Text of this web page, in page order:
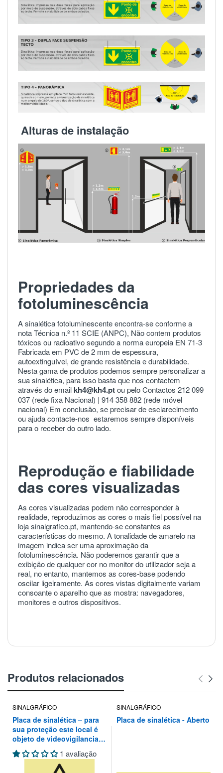
Alturas de instalação
Propriedades da
fotoluminescência
A sinalética fotoluminescente encontra-se conforme a
nota Técnica n.º 11 SCIE (ANPC), Não contem produtos
tóxicos ou radioativo segundo a norma europeia EN 71-3
Fabricada em PVC de 2 mm de espessura,
autoextinguível, de grande resistência e durabilidade.
Nesta gama de produtos podemos sempre personalizar a
sua sinalética, para isso basta que nos contactem
através do emailkh4@kh4.ptou pelo Contactos 212 099
037 (rede fixa Nacional) | 914 358 882 (rede móvel
nacional) Em conclusão, se precisar de esclarecimento
ou ajudacontacte-nos estaremos sempre disponíveis
para o receber do outro lado.
Reprodução e fiabilidade
das cores visualizadas
As cores visualizadas podem não corresponder à
realidade, reproduzimos as cores o mais fiel possível na
loja sinalgrafico.pt, mantendo-se constantes as
características do mesmo. A tonalidade de amarelo na
imagem indica ser uma aproximação da
fotoluminescência. Não poderemos garantir que a
exibição de qualquer cor no monitor do utilizador seja a
real, no entanto, mantemos as cores-base podendo
oscilar ligeiramente. As cores vistas digitalmente variam
consoante o aparelho que as mostra: navegadores,
monitores e outros dispositivos.
Produtos relacionados
SINALGRÁFICO
Placa de sinalética – para
sua proteção este local é
objeto de videovigilancia
de um circuito fechado de
televisão, procedendo-se à
gravação de imagem e som
1 avaliação
SINALGRÁFICO
Placa de sinalética - Aberto